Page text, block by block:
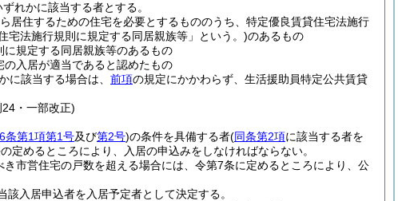
ずれかに該当する者とする。
居住するための住宅を必要とするもののうち、特定優良賃貸住宅法施行
宅法施行規則に規定する同居親族等」という。)のあるもの
規定する同居親族等のあるもの
入居が適当であると認めたもの
に該当する場合は、 前項の規定にかかわらず、生活援助員特定公共賃貸
・一部改正)
条第1項第1号及び第2号)の条件を具備する者(同条第2項に該当する者を
めるところにより、入居の申込みをしなければならない。
き市営住宅の戸数を超える場合には、令第7条に定めるところにより、公
入居申込者を入居予定者として決定する。